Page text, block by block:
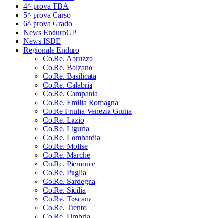
4^ prova TBA
5^ prova Carso
6^ prova Grado
News EnduroGP
News ISDE
Regionale Enduro
Co.Re. Abruzzo
Co.Re. Bolzano
Co.Re. Basilicata
Co.Re. Calabria
Co.Re. Campania
Co.Re. Emilia Romagna
Co.Re Friulia Venezia Giulia
Co.Re. Lazio
Co.Re. Liguria
Co.Re. Lombardia
Co.Re. Molise
Co.Re. Marche
Co.Re. Piemonte
Co.Re. Puglia
Co.Re. Sardegna
Co.Re. Sicilia
Co.Re. Toscana
Co.Re. Trento
Co.Re. Umbria